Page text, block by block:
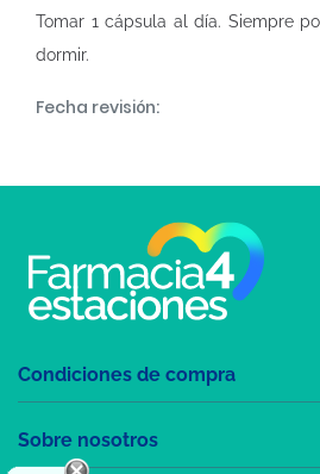
Tomar 1 cápsula al día. Siempre
dormir.
Fecha revisión:
Condiciones de compra
Sobre nosotros